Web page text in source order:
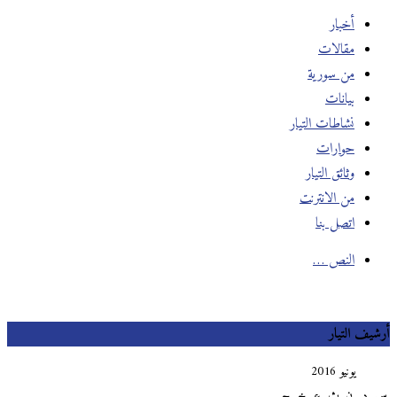
أخبار
مقالات
من سورية
بيانات
نشاطات التيار
حوارات
وثائق التيار
من الانترنت
اتصل بنا
النص …
التيار
يونيو 2016